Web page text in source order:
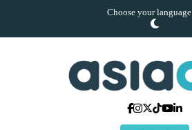
Choose your language